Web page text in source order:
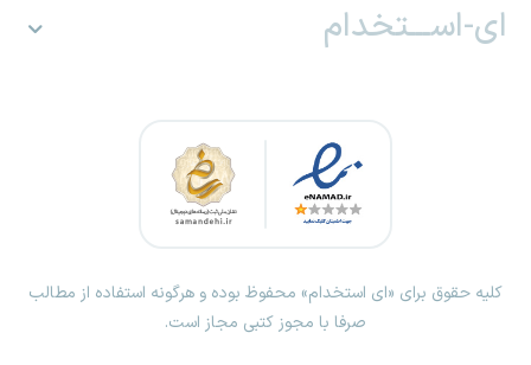
ای-اســـتخدام
کلیه حقوق برای «ای استخدام» محفوظ بوده و هرگونه استفاده از مطالب
صرفا با مجوز کتبی مجاز است.